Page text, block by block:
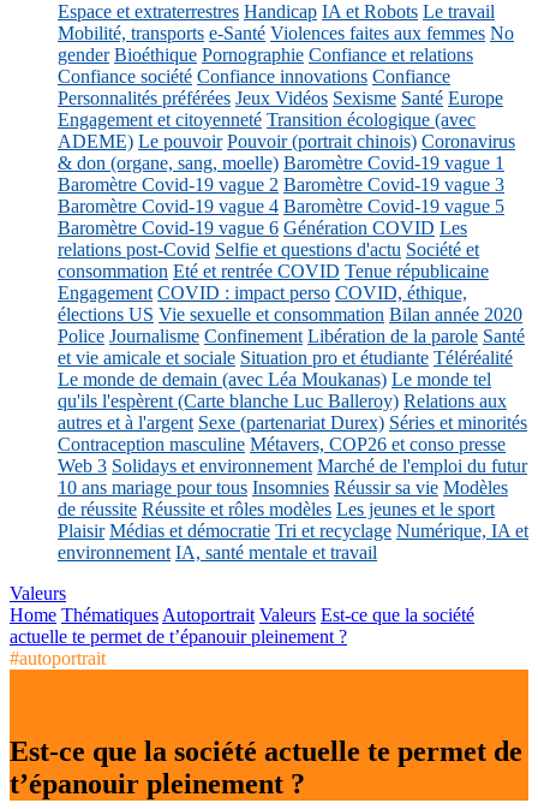
Espace et extraterrestres Handicap IA et Robots Le travail
Mobilité, transports e-Santé Violences faites aux femmes No
gender Bioéthique Pornographie Confiance et relations
Confiance société Confiance innovations Confiance
Personnalités préférées Jeux Vidéos Sexisme Santé Europe
Engagement et citoyenneté Transition écologique (avec
ADEME) Le pouvoir Pouvoir (portrait chinois) Coronavirus
& don (organe, sang, moelle) Baromètre Covid-19 vague 1
Baromètre Covid-19 vague 2 Baromètre Covid-19 vague 3
Baromètre Covid-19 vague 4 Baromètre Covid-19 vague 5
Baromètre Covid-19 vague 6 Génération COVID Les
relations post-Covid Selfie et questions d'actu Société et
consommation Eté et rentrée COVID Tenue républicaine
Engagement COVID : impact perso COVID, éthique,
élections US Vie sexuelle et consommation Bilan année 2020
Police Journalisme Confinement Libération de la parole Santé
et vie amicale et sociale Situation pro et étudiante Téléréalité
Le monde de demain (avec Léa Moukanas) Le monde tel
qu'ils l'espèrent (Carte blanche Luc Balleroy) Relations aux
autres et à l'argent Sexe (partenariat Durex) Séries et minorités
Contraception masculine Métavers, COP26 et conso presse
Web 3 Solidays et environnement Marché de l'emploi du futur
10 ans mariage pour tous Insomnies Réussir sa vie Modèles
de réussite Réussite et rôles modèles Les jeunes et le sport
Plaisir Médias et démocratie Tri et recyclage Numérique, IA et
environnement IA, santé mentale et travail
Valeurs
Home Thématiques Autoportrait Valeurs Est-ce que la société
actuelle te permet de t’épanouir pleinement ?
#autoportrait
Est-ce que la société actuelle te permet de
t’épanouir pleinement ?